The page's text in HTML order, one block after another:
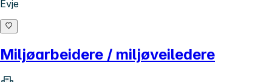
Evje
Miljøarbeidere / miljøveiledere